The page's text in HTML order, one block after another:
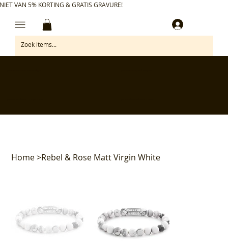
VAN 5% KORTING & GRATIS GRAVURE!
Home>Rebel & Rose Matt Virgin White